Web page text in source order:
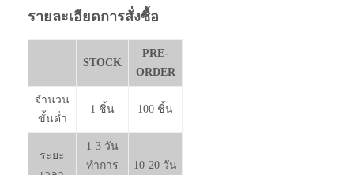
รายละเอียดการสั่งซื้อ
STOCK
PRE-
ORDER
จำนวน
ขั้นต่ำ
1 ชิ้น 100 ชิ้น
ระยะ
1-3 วัน
ทำการ
10-20 วัน